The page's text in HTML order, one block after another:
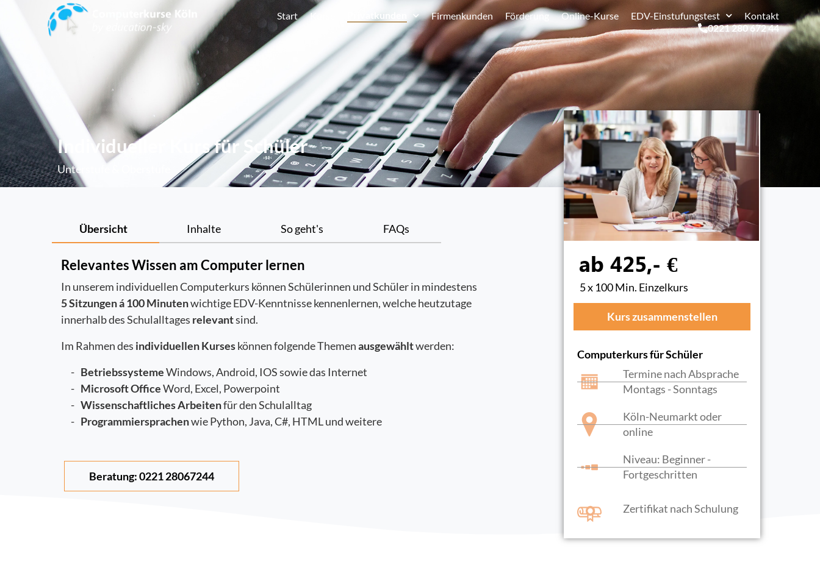
Start Kurse Privatkunden Firmenkunden Förderung Online-Kurse EDV-Einstufungstest
Kontakt
0221 280 672 44
Kinder Individuell
Individueller Kurs für Schüler
Unterstufe & Oberstufe
Übersicht Inhalte So geht's FAQs
Relevantes Wissen am Computer lernen
In unserem individuellen Computerkurs können Schülerinnen und Schüler in mindestens
5 Sitzungen á 100 Minutenwichtige EDV-Kenntnisse kennenlernen, welche heutzutage
innerhalb des Schulalltages relevantsind.
Im Rahmen des individuellen Kurseskönnen folgende Themenausgewähltwerden:
BetriebssystemeWindows, Android, IOS sowie das Internet
Microsoft OfficeWord, Excel, Powerpoint
Wissenschaftliches Arbeitenfür den Schulalltag
Programmiersprachenwie Python, Java, C#, HTML und weitere
Beratung: 0221 28067244
ab 425,- €
5 x 100 Min. Einzelkurs
Kurs zusammenstellen
Computerkurs für Schüler
Termine nach Absprache
Montags - Sonntags
Köln-Neumarkt oder
online
Niveau: Beginner -
Fortgeschritten
Zertifikat nach Schulung